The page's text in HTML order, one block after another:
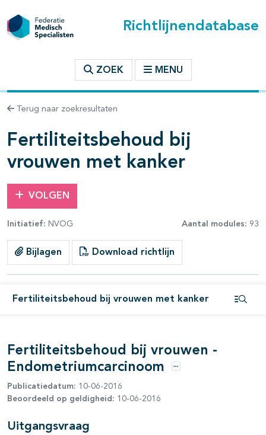
Richtlijnendatabase
ZOEK MENU
Terug naar zoekresultaten
Fertiliteitsbehoud bij
vrouwen met kanker
VOLGEN
Initiatief: NVOG Aantal modules: 93
Bijlagen Download richtlijn
Fertiliteitsbehoud bij vrouwen met kanker
binnen deze richtlijn
open- en dichtklappen
open- en dichtklappen
open- en dichtklappen
open- en dichtklappen
open- en dichtklappen
Fertiliteitsbehoud bij vrouwen -
Endometriumcarcinoom
Opties
Publicatiedatum: 10-06-2016
Beoordeeld op geldigheid: 10-06-2016
Uitgangsvraag